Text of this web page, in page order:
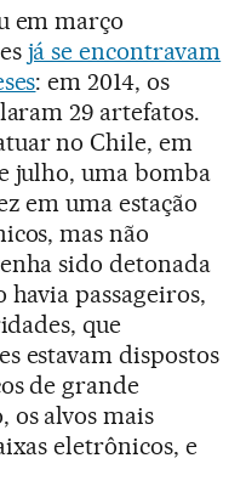
em março
já se encontravam
: em 2014, os
29 artefatos.
no Chile, em
julho, uma bomba
em uma estação
mas não
sido detonada
havia passageiros,
que
estavam dispostos
de grande
os alvos mais
eletrônicos, e